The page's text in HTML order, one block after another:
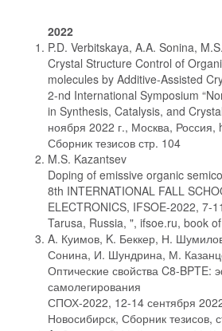
2022
P.D. Verbitskaya, A.A. Sonina,
Crystal Structure Control of
molecules by Additive-Assisted
2-nd International Symposium
in Synthesis, Catalysis, and
ноября 2022 г., Москва, Россия,
Сборник тезисов стр. 104
M.S. Kazantsev
Doping of emissive organic
8th INTERNATIONAL FALL
ELECTRONICS, IFSOE-2022, 7-
Tarusa, Russia, ", ifsoe.ru, book
A. Куимов, K. Беккер, Н.
Сонина, И. Шундрина, М.
Оптические свойства C8-BPTE:
самолегирования
СПОХ-2022, 12-14 сентября
Новосибирск, Сборник тезисов,